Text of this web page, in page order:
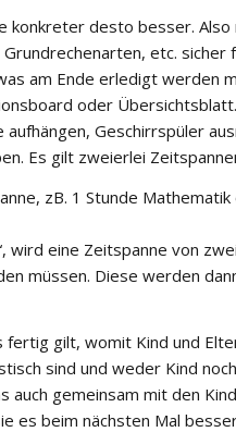
konkreter desto besser.
etc. sicher
am Ende erledigt werden
oder
Geschirrspüler
Es gilt zweierlei
zB. 1 Stunde
wird eine Zeitspanne von
müssen. Diese werden
fertig gilt, womit Kind und
sind und weder Kind
gemeinsam mit den
es beim nächsten Mal